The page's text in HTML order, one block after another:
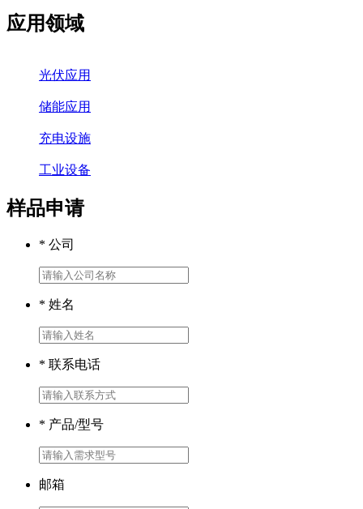
应用领域
光伏应用
储能应用
充电设施
工业设备
样品申请
* 公司
* 姓名
* 联系电话
* 产品/型号
邮箱